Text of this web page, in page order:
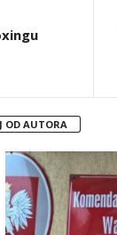
OD AUTORA